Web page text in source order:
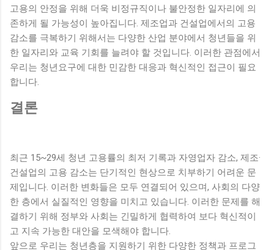
고용의 안정을 위해 더욱 비정규직이나 불안정한 일자리에 의
존하게 될 가능성이 높아집니다. 제조업과 건설업에서의 고용
감소를 극복하기 위해서는 다양한 산업 분야에서 청년들을 위
한 일자리와 교육 기회를 늘려야 할 것입니다. 이러한 관점에서
우리는 청년요구에 대한 민감한 대응과 혁신적인 접근이 필요
합니다.
결론
최근 15~29세 청년 고용률의 최저 기록과 자영업자 감소, 제조·
건설업의 고용 감소는 단기적인 현상으로 치부하기 어려운 문
제입니다. 이러한 변화들은 모두 연결되어 있으며, 사회의 다양
한 층에서 실질적인 영향을 미치고 있습니다. 이러한 문제를 해
결하기 위해 정부와 사회는 긴밀하게 협력하여 보다 혁신적이
고 지속 가능한 대안을 모색해야 합니다.
앞으로 우리는 청년층을 지원하기 위한 다양한 정책과 프로그